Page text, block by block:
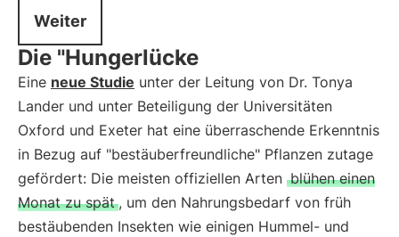
Weiter
Die "Hungerlücke
Eine neue Studie unter der Leitung von Dr. Tonya
Lander und unter Beteiligung der Universitäten
Oxford und Exeter hat eine überraschende Erkenntnis
in Bezug auf "bestäuberfreundliche" Pflanzen zutage
gefördert: Die meisten offiziellen Arten blühen einen
Monat zu spät , um den Nahrungsbedarf von früh
bestäubenden Insekten wie einigen Hummel- und